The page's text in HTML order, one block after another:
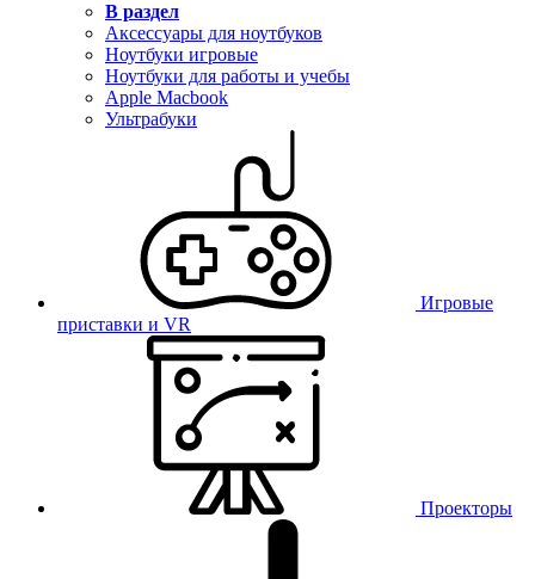
В раздел
Аксессуары для ноутбуков
Ноутбуки игровые
Ноутбуки для работы и учебы
Apple Macbook
Ультрабуки
Игровые
приставки и VR
Проекторы